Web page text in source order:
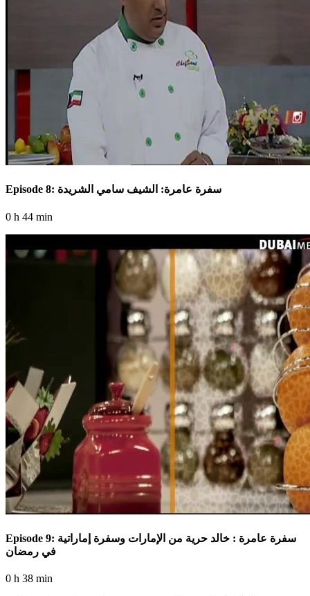
Episode 8: سفرة عامرة: الشيف سامي الشريدة
0 h 44 min
Episode 9: سفرة عامرة : خالد حرية من الإمارات وسفرة إماراتية
في رمضان
0 h 38 min